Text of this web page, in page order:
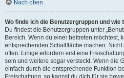
Nach oben
Wo finde ich die Benutzergruppen und wie
Du findest die Benutzergruppen unter
Bereich. Wenn du einer beitreten möchtest,
entsprechenden Schaltfläche machen.
offen. Einige erfordern erst eine
sein und weitere sogar versteckt. Wenn die
einfach durch die entsprechende Funktion
Freischaltung, so kannst du dich für sie